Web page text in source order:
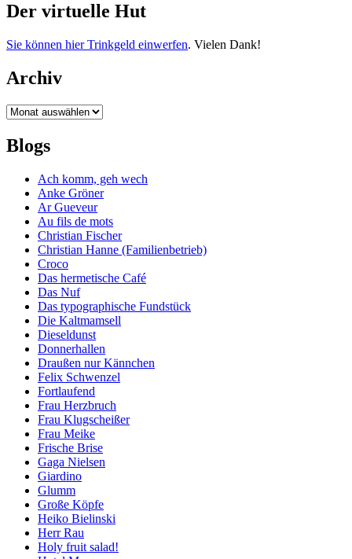
Der virtuelle Hut
Sie können hier Trinkgeld einwerfen. Vielen Dank!
Archiv
Archiv
Blogs
Ach komm, geh wech
Anke Gröner
Ar Gueveur
Au fils de mots
Christian Fischer
Christian Hanne (Familienbetrieb)
Croco
Das hermetische Café
Das Nuf
Das typographische Fundstück
Die Kaltmamsell
Dieseldunst
Donnerhallen
Draußen nur Kännchen
Felix Schwenzel
Fortlaufend
Frau Herzbruch
Frau Klugscheißer
Frau Meike
Frische Brise
Gaga Nielsen
Giardino
Glumm
Große Köpfe
Heiko Bielinski
Herr Rau
Holy fruit salad!